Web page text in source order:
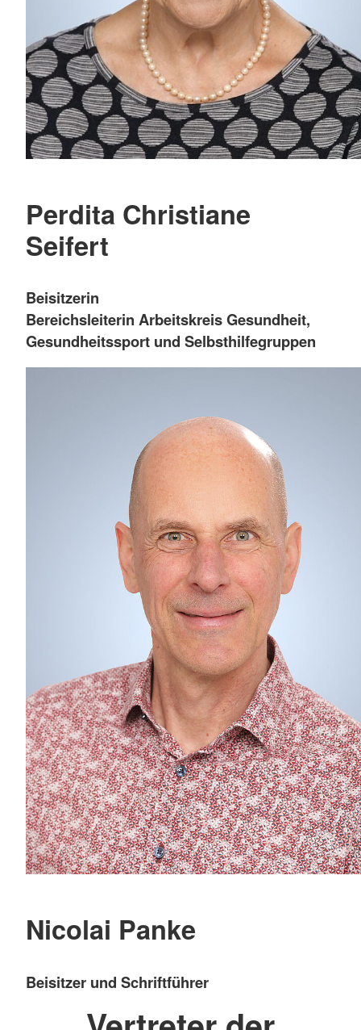
Perdita Christiane
Seifert
Beisitzerin
Bereichsleiterin Arbeitskreis Gesundheit,
Gesundheitssport und Selbsthilfegruppen
Nicolai Panke
Beisitzer und Schriftführer